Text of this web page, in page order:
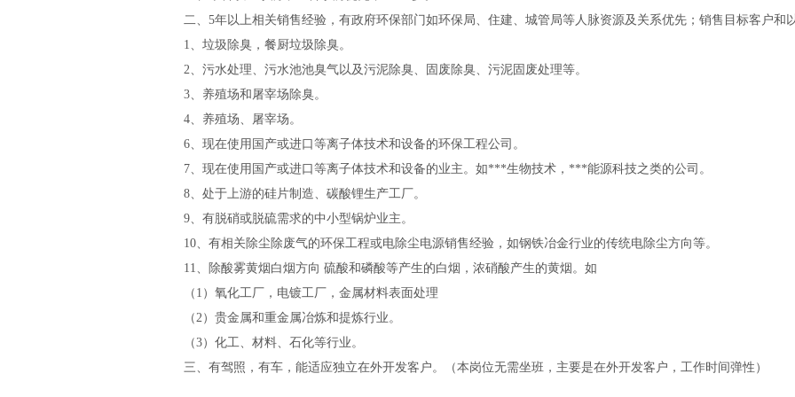
二、5年以上相关销售经验，有政府环保部门如环保局、住建、城管局等人脉资源及关系优先；销售目标客户和
1、垃圾除臭，餐厨垃圾除臭。
2、污水处理、污水池池臭气以及污泥除臭、固废除臭、污泥固废处理等。
3、养殖场和屠宰场除臭。
4、养殖场、屠宰场。
6、现在使用国产或进口等离子体技术和设备的环保工程公司。
7、现在使用国产或进口等离子体技术和设备的业主。如***生物技术，***能源科技之类的公司。
8、处于上游的硅片制造、碳酸锂生产工厂。
9、有脱硝或脱硫需求的中小型锅炉业主。
10、有相关除尘除废气的环保工程或电除尘电源销售经验，如钢铁冶金行业的传统电除尘方向等。
11、除酸雾黄烟白烟方向 硫酸和磷酸等产生的白烟，浓硝酸产生的黄烟。 如
（1）氧化工厂，电镀工厂，金属材料表面处理
（2）贵金属和重金属冶炼和提炼行业。
（3）化工、材料、石化等行业。
三、有驾照，有车，能适应独立在外开发客户。（本岗位无需坐班，主要是在外开发客户，工作时间弹性）